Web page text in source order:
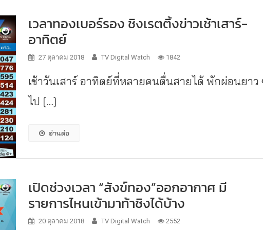
เวลาทองเบอร์รอง ชิงเรตติ้งข่าวเช้าเสาร์-
อาทิตย์
27 ตุลาคม 2018 TV Digital Watch 1842
เช้าวันเสาร์ อาทิตย์ที่หลายคนตื่นสายได้ พักผ่อนยาว
ไป […]
อ่านต่อ
เปิดช่วงเวลา “สังข์ทอง”ออกอากาศ มี
รายการไหนเข้ามาท้าชิงได้บ้าง
20 ตุลาคม 2018 TV Digital Watch 2552